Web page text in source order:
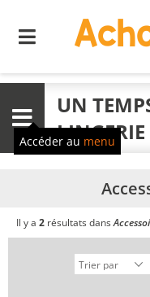
Menu
Menu
UN
LINGERIE
Accéder au menu
Il y a 2 résultats dans